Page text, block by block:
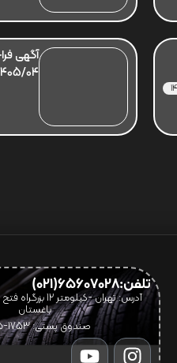
آگهی
405/04 شرکت ایران یاسا تایر و رابر
تلفن:65607028(021)
باغستان
صندوق پستی: 1753-13185